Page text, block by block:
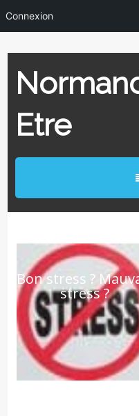
Etre
Bon stress ?
stress ?
Connexion